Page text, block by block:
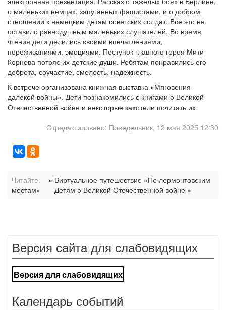
о маленьких немцах, запуганных фашистами, и о добром
отношении к немецким детям советских солдат. Все это не
оставило равнодушным маленьких слушателей. Во время
чтения дети делились своими впечатлениями,
переживаниями, эмоциями. Поступок главного героя Мити
Корнева потряс их детские души. Ребятам понравились его
доброта, соучастие, смелость, надежность.
К встрече организована книжная выставка «Мгновения
далекой войны». Дети познакомились с книгами о Великой
Отечественной войне и некоторые захотели почитать их.
Отредактировано: Понедельник, 12 мая 2025 12:30
Читайте:
« Виртуальное путешествие «По лермонтовским
местам»
Детям о Великой Отечественной войне »
Версия сайта для слабовидящих
Версия для слабовидящих
Календарь событий